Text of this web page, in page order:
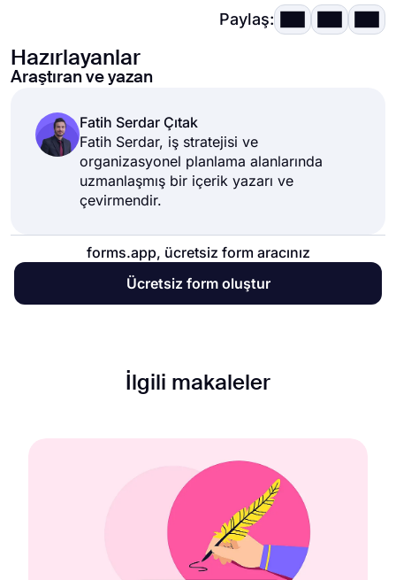
Paylaş:
Hazırlayanlar
Araştıran ve yazan
Fatih Serdar Çıtak
Fatih Serdar, iş stratejisi ve
organizasyonel planlama alanlarında
uzmanlaşmış bir içerik yazarı ve
çevirmendir.
forms.app, ücretsiz form aracınız
Ücretsiz form oluştur
İlgili makaleler